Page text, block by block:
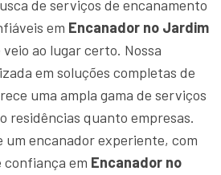
de serviços de encanamento
em Encanador no Jardim
veio ao lugar certo. Nossa
em soluções completas de
uma ampla gama de serviços
residências quanto empresas.
um encanador experiente, com
confiança em Encanador no